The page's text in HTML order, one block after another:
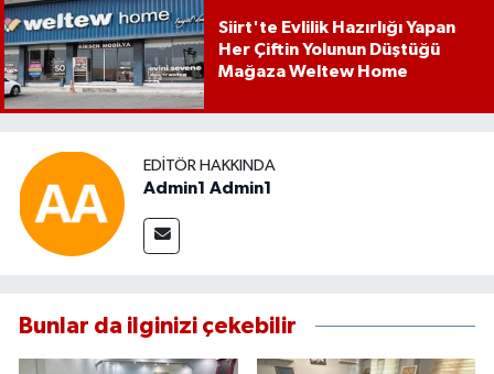
Siirt'te Evlilik Hazırlığı Yapan
Her Çiftin Yolunun Düştüğü
Mağaza Weltew Home
EDITÖR HAKKINDA
Admin1 Admin1
Bunlar da ilginizi çekebilir